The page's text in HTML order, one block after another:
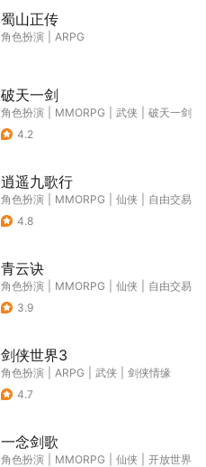
蜀山正传
角色扮演 ARPG
破天一剑
角色扮演 MMORPG 武侠
破天一剑
4.2
逍遥九歌行
角色扮演 MMORPG 仙侠
自由交易
4.8
青云诀
角色扮演 MMORPG 仙侠
自由交易
3.9
剑侠世界3
角色扮演 ARPG 武侠
剑侠情缘
4.7
一念剑歌
角色扮演 MMORPG 仙侠
开放世界